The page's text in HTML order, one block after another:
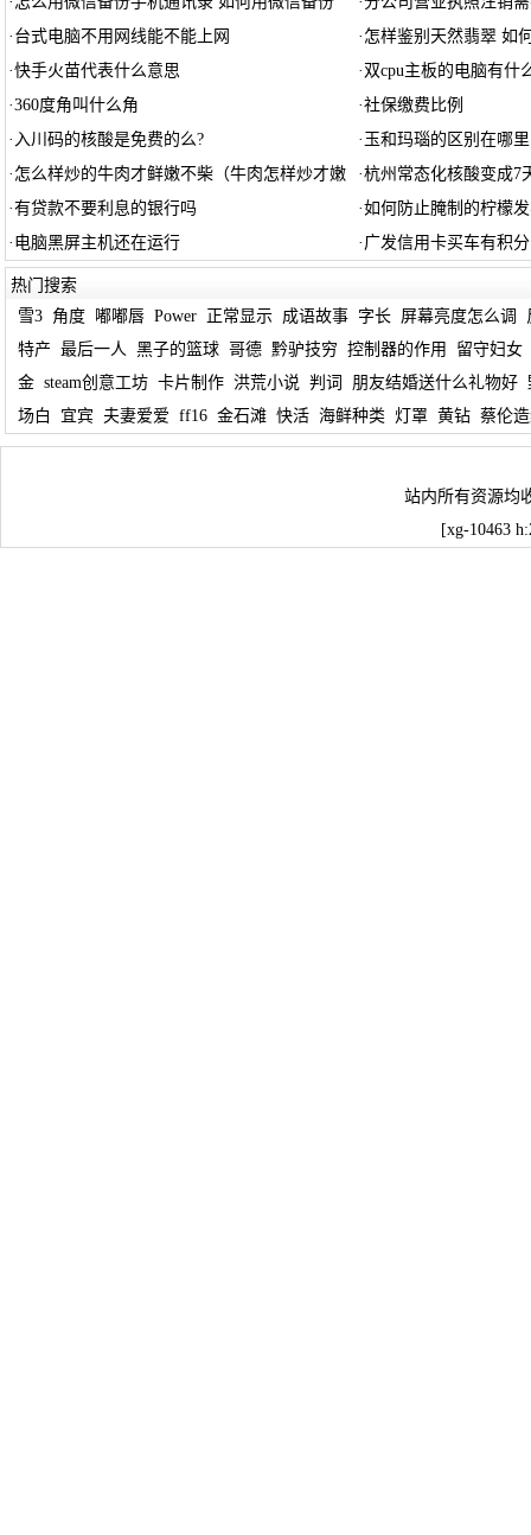
· 台式电脑不用网线能不能上网 · 怎样鉴别天然翡翠 如
·快手火苗代表什么意思 · 双cpu主板的电脑有什
·360度角叫什么角 ·社保缴费比例
· 入川码的核酸是免费的么? · 玉和玛瑙的区别在哪
· 怎么样炒的牛肉才鲜嫩不柴（牛肉怎样炒才嫩 ·杭州常态化核酸变成7
·有贷款不要利息的银行吗 ·如何防止腌制的柠檬
· 电脑黑屏主机还在运行 · 广发信用卡买车有积
热门搜索
雪3
角度 嘟嘟唇 Power 正常显示 成语故事 字长 屏幕亮度怎么调
特产 最后一人 黑子的篮球 哥德 黔驴技穷 控制器的作用
留守妇女
金 steam创意工坊 卡片制作 洪荒小说 判词 朋友结婚送什么礼物好
场白
宜宾 夫妻爱爱 ff16 金石滩 快活 海鲜种类 灯罩 黄钻 蔡伦
站内所有资源均
[xg-10463